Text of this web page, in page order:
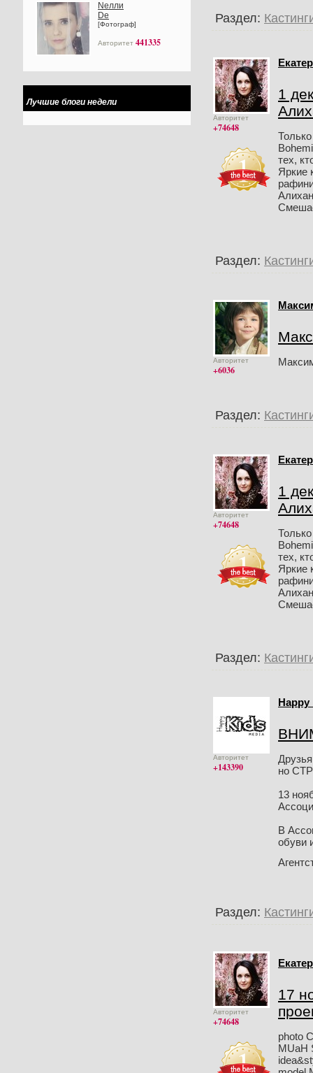
Nелли
Dе
[Фотограф]
Авторитет 441335
Лучшие блоги недели
Раздел:
Авторитет
+74648
1
тех,
Яркие
Раздел:
Авторитет
+6036
Раздел:
Авторитет
+74648
1
тех,
Яркие
Раздел:
Авторитет
+143390
Happy
но
13
В
обуви
Раздел:
Авторитет
+74648
17
photo
MUaH